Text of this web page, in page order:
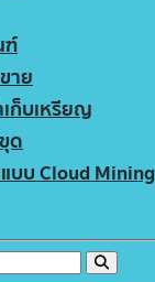
าย
เก็บเหรียญ
ด
บบ Cloud Mining